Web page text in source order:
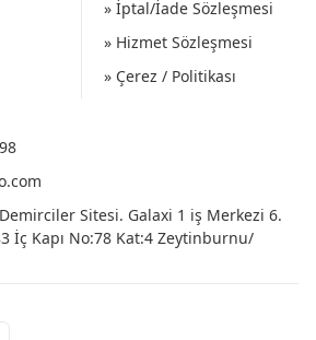
» İptal/İade Sözleşmesi
» Hizmet Sözleşmesi
» Çerez / Politikası
Sitesi. Galaxi 1 iş Merkezi 6.
İç Kapı No:78 Kat:4 Zeytinburnu/